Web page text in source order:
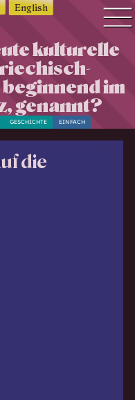
Quiz Suche
Quiz Themen
Quiz Training
Zeit Quiz
Antworten
English
kulturelle
im
genannt?
EINFACH
GESCHICHTE
die